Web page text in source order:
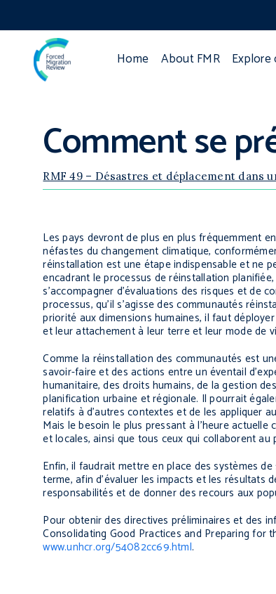
Home About FMR
Comment se
RMF 49 – Désastres et déplacement dans
Les pays devront de plus en plus fréquemment
néfastes du changement climatique,
réinstallation est une étape indispensable et ne
encadrant le processus de réinstallation
s’accompagner d’évaluations des risques et de
processus, qu’il s’agisse des communautés
priorité aux dimensions humaines, il faut
et leur attachement à leur terre et leur mode de
Comme la réinstallation des communautés est
savoir-faire et des actions entre un éventail
humanitaire, des droits humains, de la gestion
planification urbaine et régionale. Il pourrait
relatifs à d’autres contextes et de les appliquer
Mais le besoin le plus pressant à l’heure
et locales, ainsi que tous ceux qui collaborent
Enfin, il faudrait mettre en place des systèmes
terme, afin d’évaluer les impacts et les résultats
responsabilités et de donner des recours aux
Pour obtenir des directives préliminaires et des
Consolidating Good Practices and Preparing for
www.unhcr.org/54082cc69.html.